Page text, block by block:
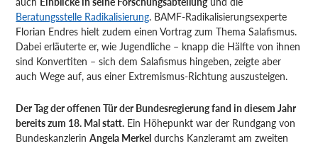
Beratungsstelle Radikalisierung. BAMF-Radikalisierungsexperte
Florian Endres hielt zudem einen Vortrag zum Thema Salafismus.
Dabei erläuterte er, wie Jugendliche – knapp die Hälfte von ihnen
sind Konvertiten – sich dem Salafismus hingeben, zeigte aber
auch Wege auf, aus einer Extremismus-Richtung auszusteigen.
Der Tag der offenen Tür der Bundesregierung fand in diesem Jahr
bereits zum 18. Mal statt. Ein Höhepunkt war der Rundgang von
BundeskanzlerinAngela Merkel durchs Kanzleramt am zweiten